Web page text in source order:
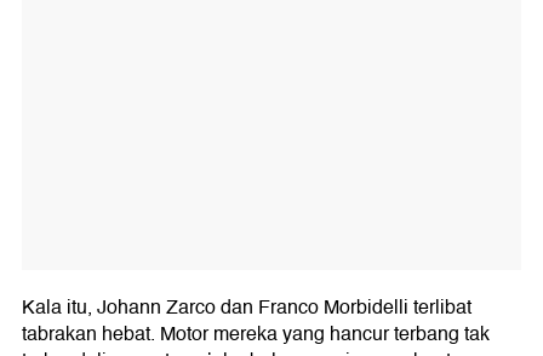
Kala itu, Johann Zarco dan Franco Morbidelli terlibat
tabrakan hebat. Motor mereka yang hancur terbang tak